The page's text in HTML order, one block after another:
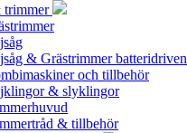
trimmer
& Grästrimmer batteridriven
och tillbehör
& slyklingor
& tillbehör